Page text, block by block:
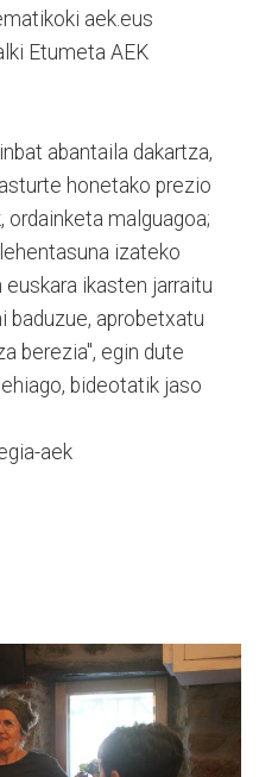
aek.eus
Etumeta AEK
abantaila dakartza,
honetako prezio
ordainketa malguagoa;
izateko
ikasten jarraitu
baduzue, aprobetxatu
berezia", egin dute
bideotatik jaso
aek